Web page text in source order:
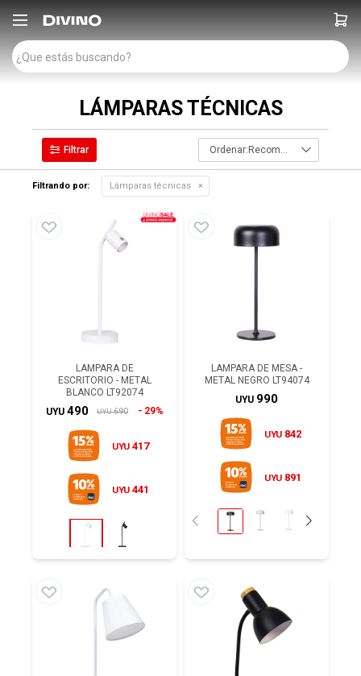

LÁMPARAS TÉCNICAS
Recomendados
Filtrando por: Lámparas técnicas
LAMPARA DE
ESCRITORIO - METAL
BLANCO LT92074
UYU 490 UYU 690 29%
UYU 417
UYU 441
LAMPARA DE MESA -
METAL NEGRO LT94074
UYU 990
UYU 842
UYU 891